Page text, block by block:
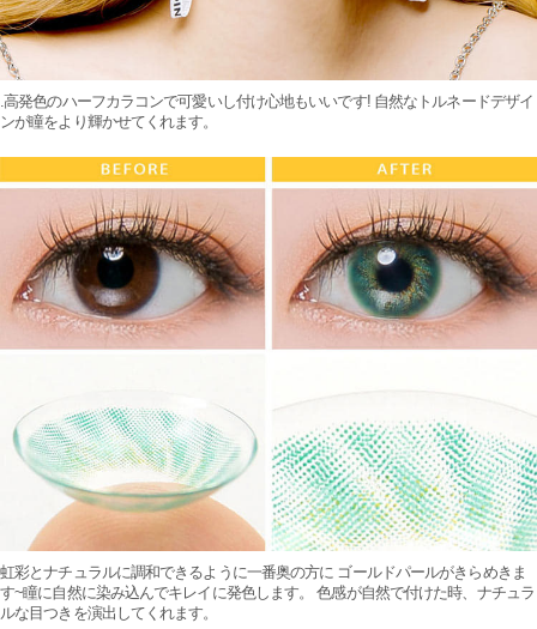
.高発色のハーフカラコンで可愛いし付け心地もいいです! 自然なトルネードデザイ
ンが瞳をより輝かせてくれます。
虹彩とナチュラルに調和できるように一番奥の方に ゴールドパールがきらめきま
す~瞳に自然に染み込んでキレイに発色します。 色感が自然で付けた時、ナチュラ
ルな目つきを演出してくれます。